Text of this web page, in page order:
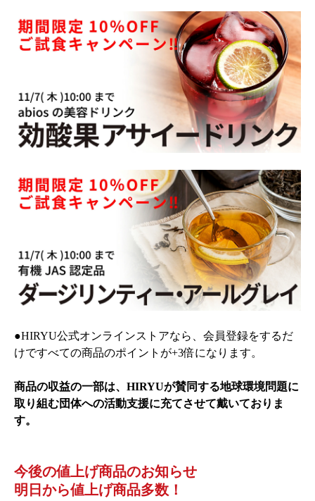
●HIRYU公式オンラインストアなら、会員登録をするだ
けですべての商品のポイントが+3倍になります。
商品の収益の一部は、HIRYUが賛同する地球環境問題に
取り組む団体への活動支援に充てさせて戴いておりま
す。
今後の値上げ商品のお知らせ
明日から値上げ商品多数！